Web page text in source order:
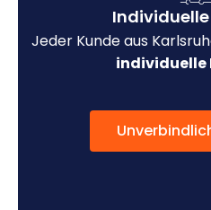
Jeder Kunde aus
individuelle